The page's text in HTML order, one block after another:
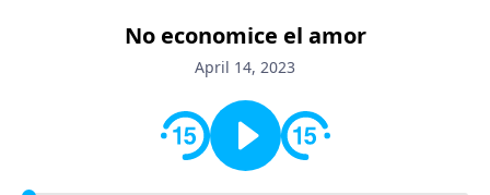
No economice el amor
April 14, 2023